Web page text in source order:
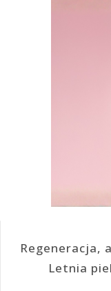
Regeneracja,
Letnia